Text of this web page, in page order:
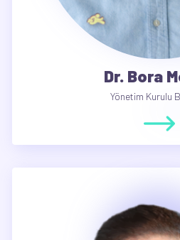
Dr. Bora
Yönetim Kurulu